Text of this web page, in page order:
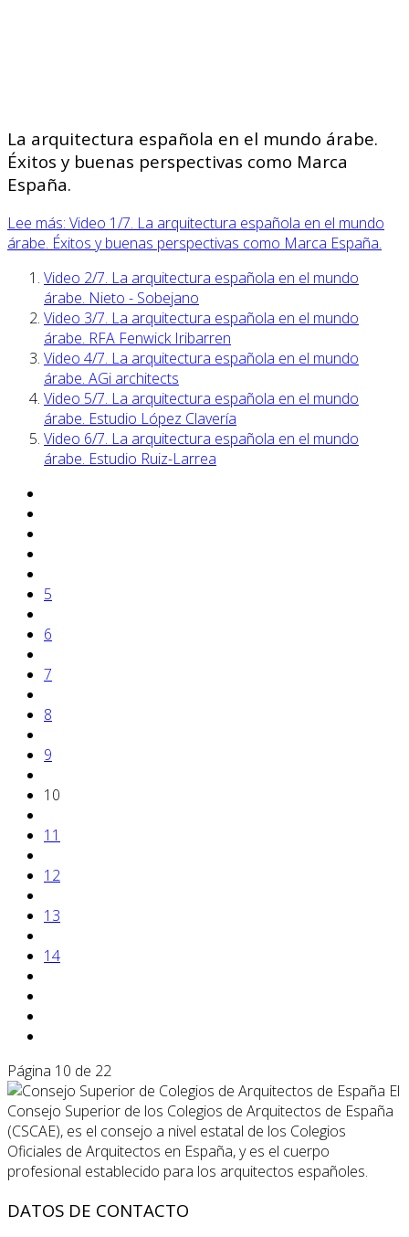
La arquitectura española en el mundo árabe.
Éxitos y buenas perspectivas como Marca
España.
Lee más: Video 1/7. La arquitectura española en el mundo
árabe. Éxitos y buenas perspectivas como Marca España.
Video 2/7. La arquitectura española en el mundo
árabe. Nieto - Sobejano
Video 3/7. La arquitectura española en el mundo
árabe. RFA Fenwick Iribarren
Video 4/7. La arquitectura española en el mundo
árabe. AGi architects
Video 5/7. La arquitectura española en el mundo
árabe. Estudio López Clavería
Video 6/7. La arquitectura española en el mundo
árabe. Estudio Ruiz-Larrea
5
6
7
8
9
10
11
12
13
14
Página 10 de 22
El
Consejo Superior de los Colegios de Arquitectos de España
(CSCAE), es el consejo a nivel estatal de los Colegios
Oficiales de Arquitectos en España, y es el cuerpo
profesional establecido para los arquitectos españoles.
DATOS DE CONTACTO